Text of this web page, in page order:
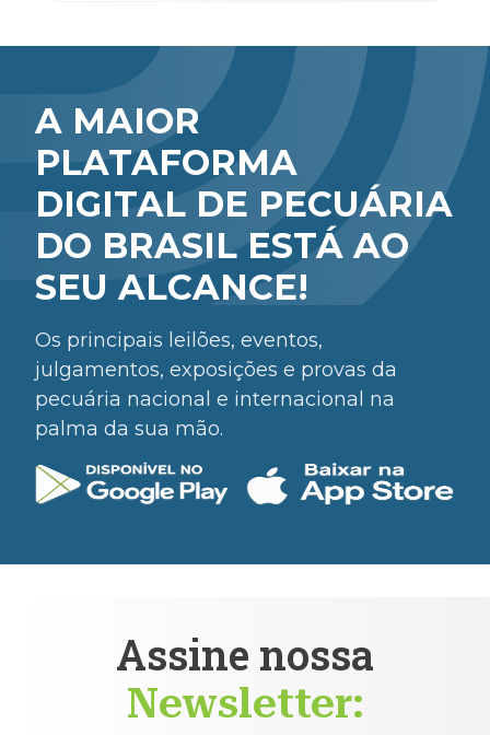
A MAIOR
PLATAFORMA
DIGITAL DE PECUÁRIA
DO BRASIL ESTÁ AO
SEU ALCANCE!
Os principais leilões, eventos,
julgamentos, exposições e provas da
pecuária nacional e internacional na
palma da sua mão.
Assine nossa
Newsletter: